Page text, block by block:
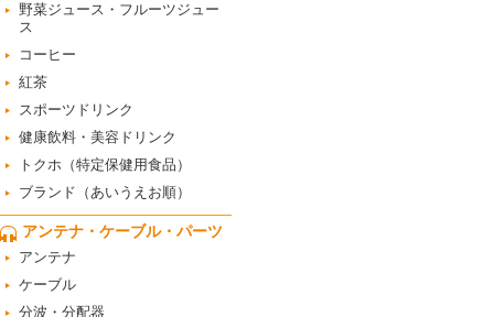
野菜ジュース・フルーツジュー
ス
コーヒー
紅茶
スポーツドリンク
健康飲料・美容ドリンク
トクホ（特定保健用食品）
ブランド（あいうえお順）
アンテナ・ケーブル・パーツ
アンテナ
ケーブル
分波・分配器